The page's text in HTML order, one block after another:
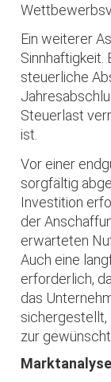
Ein weiterer
Sinnhaftigkeit.
steuerliche
Steuerlast
ist.
Vor einer
sorgfältig
Investition
der
erwarteten
Auch eine
erforderlich,
das
sichergestellt,
zur